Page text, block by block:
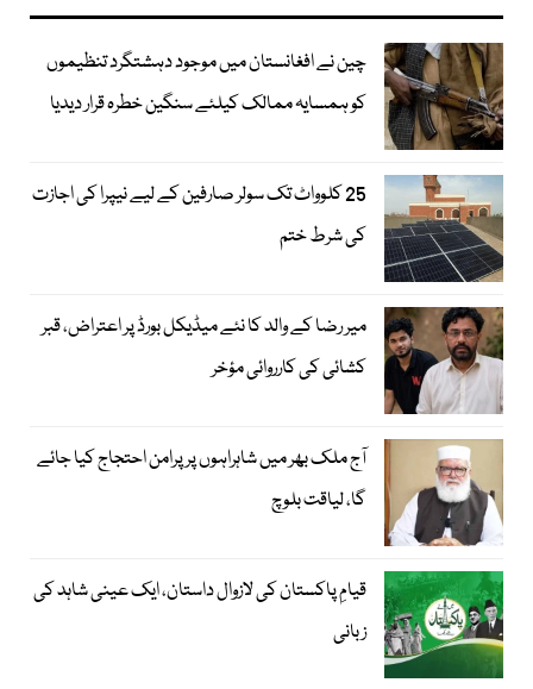
چین نے افغانستان میں موجود دہشتگرد تنظیموں
کو ہمسایہ ممالک کیلئے سنگین خطرہ قرار دیدیا
25 کلوواٹ تک سولر صارفین کے لیے نیپرا کی اجازت
کی شرط ختم
میر رضا کے والد کا نئے میڈیکل بورڈ پر اعتراض، قبر
کشائی کی کارروائی مؤخر
آج ملک بھر میں شاہراہوں پر پرامن احتجاج کیا جائے
گا، لیاقت بلوچ
قیامِ پاکستان کی لازوال داستان، ایک عینی شاہد کی
زبانی